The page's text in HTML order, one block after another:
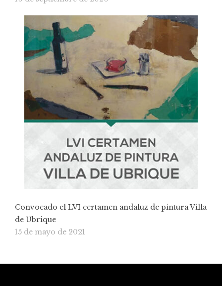
Convocado el LVI certamen andaluz de pintura Villa
de Ubrique
15 de mayo de 2021